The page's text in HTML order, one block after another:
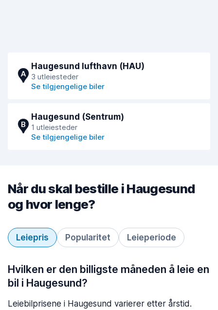
A
Haugesund lufthavn (HAU)
3 utleiesteder
Se tilgjengelige biler
B
Haugesund (Sentrum)
1 utleiesteder
Se tilgjengelige biler
Når du skal bestille i Haugesund
og hvor lenge?
Leiepris Popularitet Leieperiode
Hvilken er den billigste måneden å leie en
bil i Haugesund?
Leiebilprisene i Haugesund varierer etter årstid.